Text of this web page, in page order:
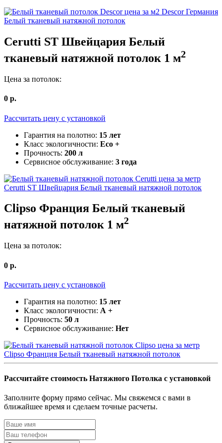
Descor Германия
Белый тканевый натяжной потолок
Cerutti ST Швейцария Белый
тканевый натяжной потолок 1 м2
Цена за потолок:
0 р.
Рассчитать цену c установкой
Гарантия на полотно: 15 лет
Класс экологичности: Eco +
Прочность: 200 л
Сервисное обслуживание: 3 года
Cerutti ST Швейцария Белый тканевый натяжной потолок
Clipso Франция Белый тканевый
натяжной потолок 1 м2
Цена за потолок:
0 р.
Рассчитать цену c установкой
Гарантия на полотно: 15 лет
Класс экологичности: А +
Прочность: 50 л
Сервисное обслуживание: Нет
Clipso Франция Белый тканевый натяжной потолок
Рассчитайте стоимость Натяжного Потолка с установкой
Заполните форму прямо сейчас. Мы свяжемся с вами в
ближайшее время и сделаем точные расчеты.